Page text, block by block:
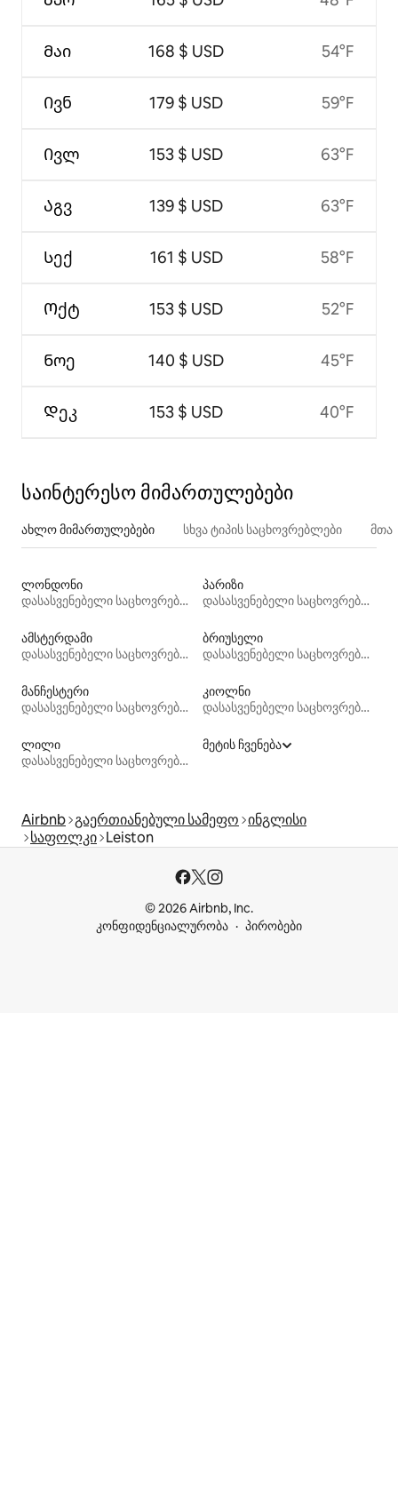
Მაი
Ივნ
Ივლ
Აგვ
Სექ
Ოქტ
Ნოე
Დეკ
168 $ USD
179 $ USD
153 $ USD
139 $ USD
161 $ USD
153 $ USD
140 $ USD
153 $ USD
54°F
59°F
63°F
63°F
58°F
52°F
45°F
40°F
საინტერესო მიმართულებები
ახლო მიმართულებები სხვა ტიპის საცხოვრებლები
ლონდონი
დასასვენებელი საცხოვრებლები
პარიზი
დასასვენებელი საცხოვრებლები
ამსტერდამი
დასასვენებელი საცხოვრებლები
ბრიუსელი
დასასვენებელი საცხოვრებლები
მანჩესტერი
დასასვენებელი საცხოვრებლები
კიოლნი
დასასვენებელი საცხოვრებლები
ლილი
დასასვენებელი საცხოვრებლები
მეტის ჩვენება
Airbnb გაერთიანებული სამეფო ინგლისი
საფოლკი Leiston
© 2026 Airbnb, Inc.
კონფიდენციალურობა
პირობები